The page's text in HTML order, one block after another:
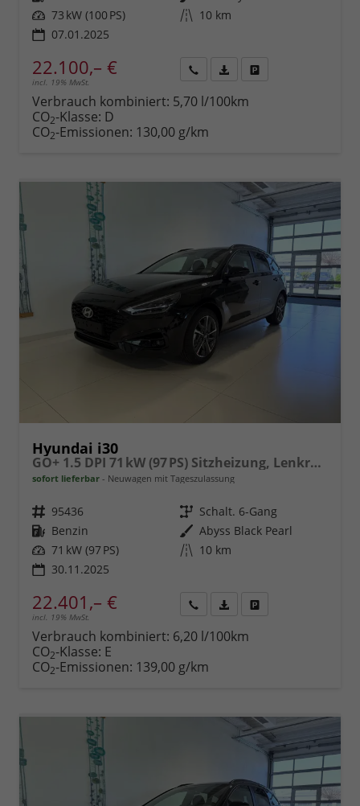
Leistung 73 kW (100 PS) Kilometerstand 10 km
07.01.2025
22.100,– €
incl. 19% MwSt.
anfordern
Datei,
Verbrauch kombiniert: 5,70 l/100km
CO2-Klasse: D
CO2-Emissionen: 130,00 g/km
Hyundai i30
GO+ 1.5 DPI 71 kW (97 PS) Sitzheizung, Lenkradheizung, 2-Zonen-Klimaautomatik, Android Auto, Apple CarPlay, Navigationssystem, DAB, Induktionsladen für Smartphones, 17 Zoll Leichtmetallfelgen, uvm.
sofort lieferbar Neuwagen mit Tageszulassung
Fahrzeugnr. 95436 Getriebe Schalt. 6-Gang
Kraftstoff Benzin Außenfarbe Abyss Black Pearl
Leistung 71 kW (97 PS) Kilometerstand 10 km
30.11.2025
22.401,– €
incl. 19% MwSt.
anfordern
Datei,
Verbrauch kombiniert: 6,20 l/100km
CO2-Klasse: E
CO2-Emissionen: 139,00 g/km